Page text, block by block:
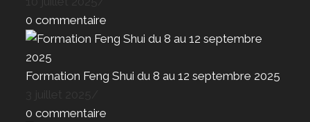
0 commentaire
Formation Feng Shui du 8 au 12 septembre 2025
0 commentaire